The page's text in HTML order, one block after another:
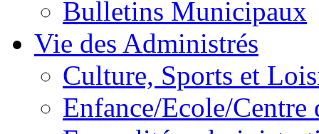
Bulletins Municipaux
Vie des Administrés
Culture, Sports et
Enfance/Ecole/Centre